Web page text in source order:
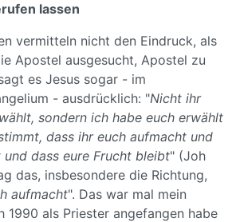
lassen
vermitteln nicht den Eindruck, als
Apostel ausgesucht, Apostel zu
es Jesus sogar - im
- ausdrücklich: "Nicht ihr
sondern ich habe euch erwählt
dass ihr euch aufmacht und
dass eure Frucht bleibt" (Joh
das, insbesondere die Richtung,
aufmacht". Das war mal mein
1990 als Priester angefangen habe